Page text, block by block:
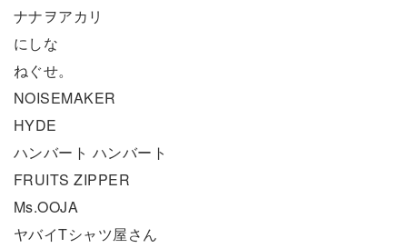
ナナヲアカリ
にしな
ねぐせ。
NOISEMAKER
HYDE
ハンバート ハンバート
FRUITS ZIPPER
Ms.OOJA
ヤバイTシャツ屋さん